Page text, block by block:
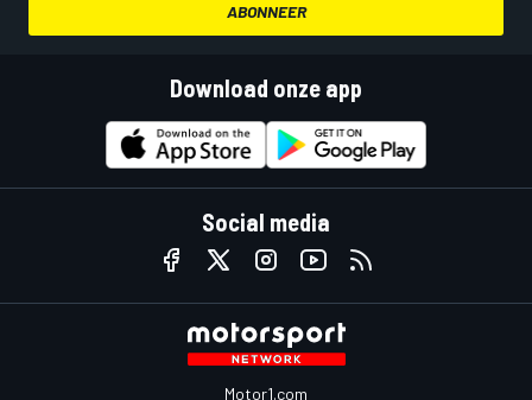
ABONNEER
Download onze app
Social media
Motor1.com